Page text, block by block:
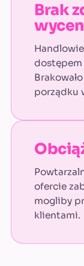
Brak
dostępem
porządku
ofercie
mogliby
klientami.